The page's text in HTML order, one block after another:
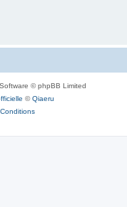
© phpBB Limited
©Qiaeru
Conditions